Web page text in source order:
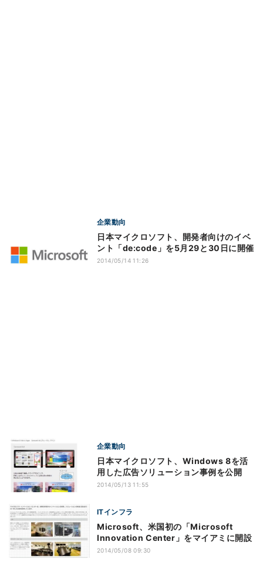
企業動向
日本マイクロソフト、開発者向けのイベ
ント「de:code」を5月29と30日に開催
2014/05/14 11:26
企業動向
日本マイクロソフト、Windows 8を活
用した広告ソリューション事例を公開
2014/05/13 11:55
ITインフラ
Microsoft、米国初の「Microsoft
Innovation Center」をマイアミに開設
2014/05/08 09:30